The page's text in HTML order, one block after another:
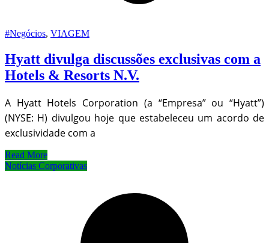
#Negócios, VIAGEM
Hyatt divulga discussões exclusivas com a
Hotels & Resorts N.V.
A Hyatt Hotels Corporation (a “Empresa” ou “Hyatt”)
(NYSE: H) divulgou hoje que estabeleceu um acordo de
exclusividade com a
Read More
Notícias Corporativas